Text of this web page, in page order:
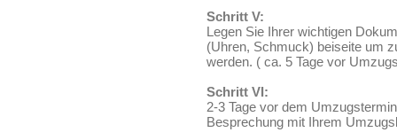
Schritt V:
Legen Sie Ihrer wichtigen
(Uhren, Schmuck) beiseite um
werden. ( ca. 5 Tage vor
Schritt VI:
2-3 Tage vor dem
Besprechung mit Ihrem